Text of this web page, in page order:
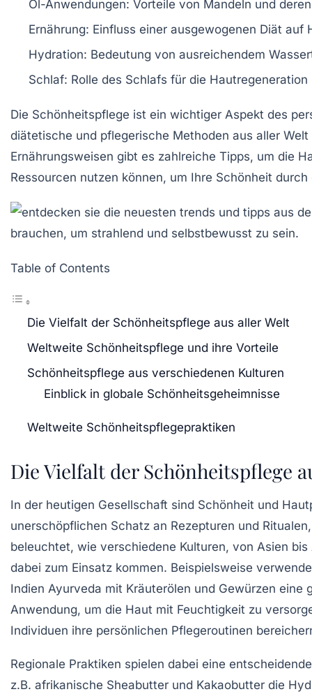
Öl-Anwendungen: Vorteile von Mandeln und
Ernährung: Einfluss einer ausgewogenen Diät auf
Hydration: Bedeutung von ausreichendem
Schlaf: Rolle des Schlafs für die
Die Schönheitspflege ist ein wichtiger Aspekt des
diätetische und pflegerische Methoden aus aller
Ernährungsweisen gibt es zahlreiche Tipps, um die
Ressourcen nutzen können, um Ihre Schönheit
Table of Contents
Die Vielfalt der Schönheitspflege aus aller Welt
Weltweite Schönheitspflege und ihre Vorteile
Schönheitspflege aus verschiedenen Kulturen
Einblick in globale Schönheitsgeheimnisse
Weltweite Schönheitspflegepraktiken
Die Vielfalt der Schönheitspflege
In der heutigen Gesellschaft sind Schönheit und
unerschöpflichen Schatz an Rezepturen und
beleuchtet, wie verschiedene Kulturen, von Asien bis
dabei zum Einsatz kommen. Beispielsweise
Indien Ayurveda mit Kräuterölen und Gewürzen
Anwendung, um die Haut mit Feuchtigkeit zu
Individuen ihre persönlichen Pflegeroutinen
Regionale Praktiken spielen dabei eine
z.B. afrikanische Sheabutter und Kakaobutter die